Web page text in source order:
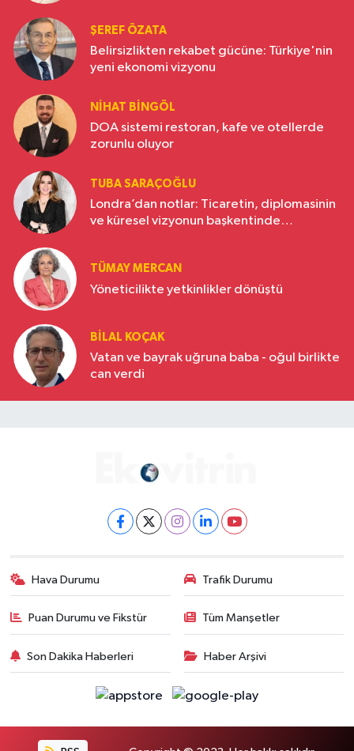
ŞEREF ÖZATA
Belirsizlikten rekabet gücüne: Türkiye'nin
yeni ekonomi vizyonu
NIHAT BINGÖL
DOA sistemi restoran, kafe ve otellerde
zorunlu oluyor
TUBA SARAÇOĞLU
Londra’dan notlar: Ticaretin, diplomasinin
ve küresel vizyonun başkentinde
TÜMAY MERCAN
Yöneticilikte yetkinlikler dönüştü
BILAL KOÇAK
Vatan ve bayrak uğruna baba - oğul birlikte
can verdi
Hava Durumu Trafik Durumu
Puan Durumu ve Fikstür Tüm Manşetler
Son Dakika Haberleri Haber Arşivi